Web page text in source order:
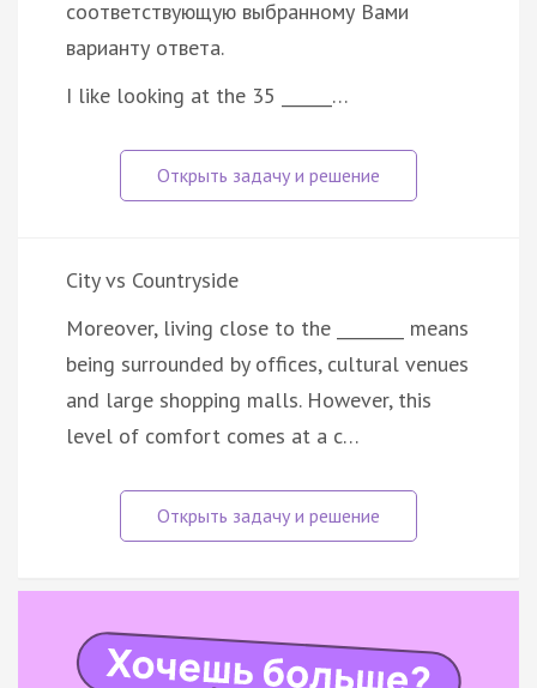
соответствующую выбранному Вами
варианту ответа.
I like looking at the 35 ______…
City vs Countryside
Moreover, living close to the ________ means
being surrounded by offices, cultural venues
and large shopping malls. However, this
level of comfort comes at a c…